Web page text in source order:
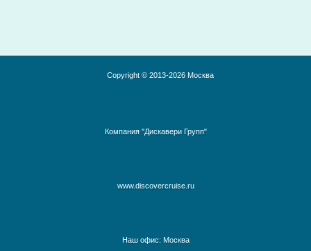
Copyright © 2013-2026 Москва
Компания "Дискавери Групп"
www.discovercruise.ru
Наш офис: Москва